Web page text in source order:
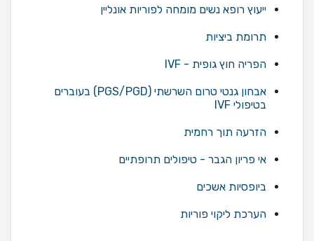
ייעוץ רופא נשים מומחה לפוריות אונליין
תרומת ביציות
הפריה חוץ גופית - IVF
אבחון גנטי טרום השרשתי (PGS/PGD) בעוברים
בטיפולי IVF
הזרעה תוך רחמית
אי פריון הגבר - טיפולים תרופתיים
ביופסיות אשכים
הערכת ליקוי פוריות